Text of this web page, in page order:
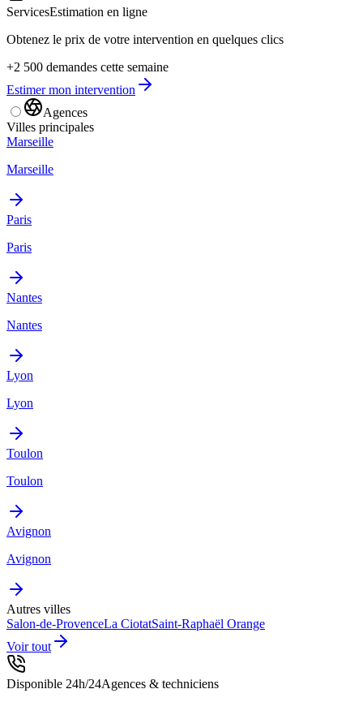
ServicesEstimation en ligne
Obtenez le prix de votre intervention en quelques clics
+2 500 demandes cette semaine
Estimer mon intervention
Agences
Villes principales
Marseille
Marseille
Paris
Paris
Nantes
Nantes
Lyon
Lyon
Toulon
Toulon
Avignon
Avignon
Autres villes
Salon-de-ProvenceLa CiotatSaint-Raphaël Orange
Voir tout
Disponible 24h/24Agences & techniciens